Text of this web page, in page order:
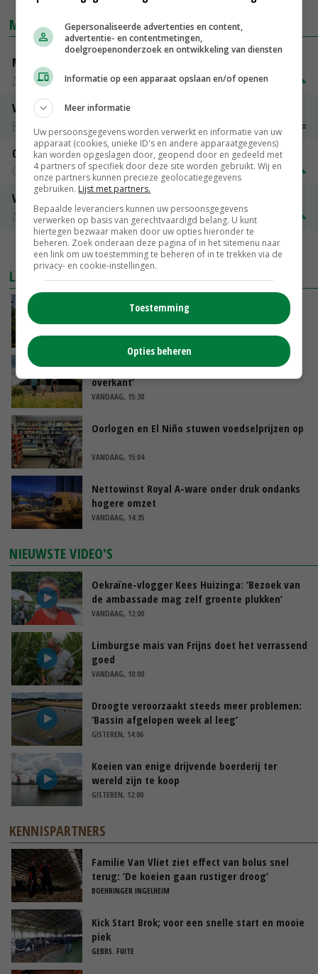
MARKTPRIJZEN
Magere melkpoeder
Zuivel NL
€ 269,00 € 7,00
Vleeskuikens 2001-2600 gr
Barneveld
€ 1,09~ € 1,11
Gerst
Groningen
€ 197,00 € 2,00
Volle melkpoeder
Zuivel NL
€ 345,00
MEER MARKTPRIJZEN
LAATSTE NIEUWS
Kamervragen over onttrekkingsverbod,
minister spreekt van ‘ondernemersrisico’
VANDAAG, 16:27
‘Rendement van Krullvarkens komt van de
overkant’
VANDAAG, 15:30
Oorlogen en El Niño stuwen voedselprijzen op
VANDAAG, 15:04
Nettowinst Royal A-ware onder druk ondanks
hogere omzet
VANDAAG, 14:35
NIEUWSTE VIDEO'S
Oekraïne-vlogger Kees Huizinga: ‘Bezoek van
de ambassade mag zelf groente plukken’
VANDAAG, 12:00
Limburgse mais van Frijns doet het verrassend
goed
VANDAAG, 10:00
Droogte veroorzaakt steeds meer problemen:
‘Bassin afgelopen week al leeg’
GISTEREN, 14:06
Koeien van enige drijvende boerderij ter
wereld zijn te koop
GISTEREN, 12:00
KENNISPARTNERS
Familie Van Vliet ziet effect van bolus snel
terug: ‘De koeien gaan rustiger droog’
BOEHRINGER INGELHEIM
Kick Start Brok; voor een snelle start en mooie
piek
GEBRS. FUITE
Gepersonaliseerde advertenties en content,
advertentie- en contentmetingen,
doelgroepenonderzoek en ontwikkeling van diensten
Informatie op een apparaat opslaan en/of openen
Meer informatie
Uw persoonsgegevens worden verwerkt en informatie van uw
apparaat (cookies, unieke ID's en andere apparaatgegevens)
kan worden opgeslagen door, geopend door en gedeeld met
4 partners of specifiek door deze site worden gebruikt. Wij en
onze partners kunnen precieze geolocatiegegevens
gebruiken. Lijst met partners.
Bepaalde leveranciers kunnen uw persoonsgegevens
verwerken op basis van gerechtvaardigd belang. U kunt
hiertegen bezwaar maken door uw opties hieronder te
beheren. Zoek onderaan deze pagina of in het sitemenu naar
een link om uw toestemming te beheren of in te trekken via de
privacy- en cookie-instellingen.
Toestemming
Opties beheren